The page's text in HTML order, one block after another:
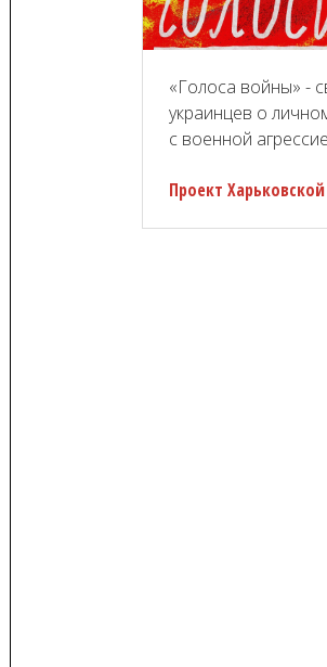
«Голоса войны» -
украинцев о
с военной
Проект